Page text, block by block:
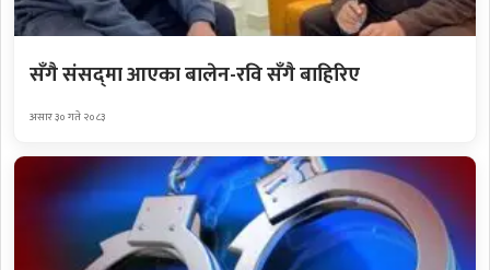
सँगै संसद्‌मा आएका बालेन-रवि सँगै बाहिरिए
असार ३० गते २०८३